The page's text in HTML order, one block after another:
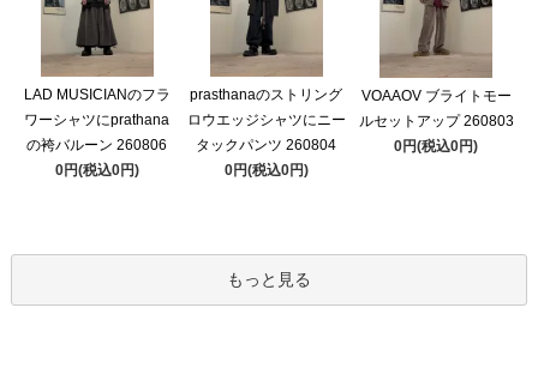
LAD MUSICIANのフラ
ワーシャツにprathana
の袴バルーン 260806
0円(税込0円)
prasthanaのストリング
ロウエッジシャツにニー
タックパンツ 260804
0円(税込0円)
VOAAOV ブライトモー
ルセットアップ 260803
0円(税込0円)
もっと見る